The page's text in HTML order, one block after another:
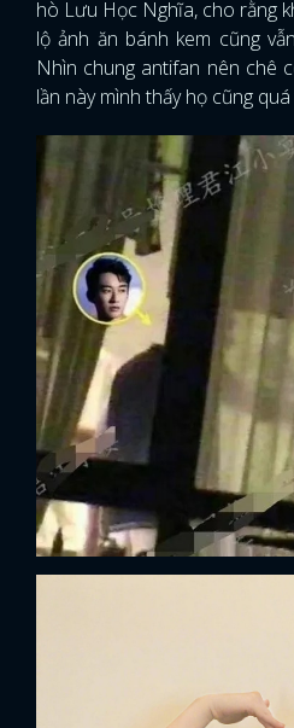
hò Lưu Học Nghĩa, cho rằng
lộ ảnh ăn bánh kem cũng
Nhìn chung antifan nên chê
lần này mình thấy họ cũng